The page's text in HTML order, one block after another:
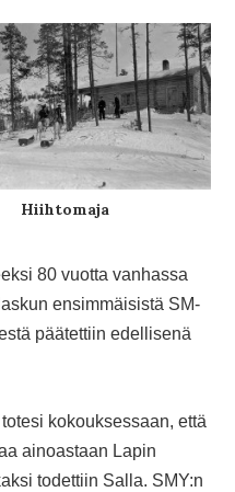
Hiihtomaja
80 vuotta vanhassa
ensimmäisistä SM-
päätettiin edellisenä
kokouksessaan, että
ainoastaan Lapin
todettiin Salla. SMY:n